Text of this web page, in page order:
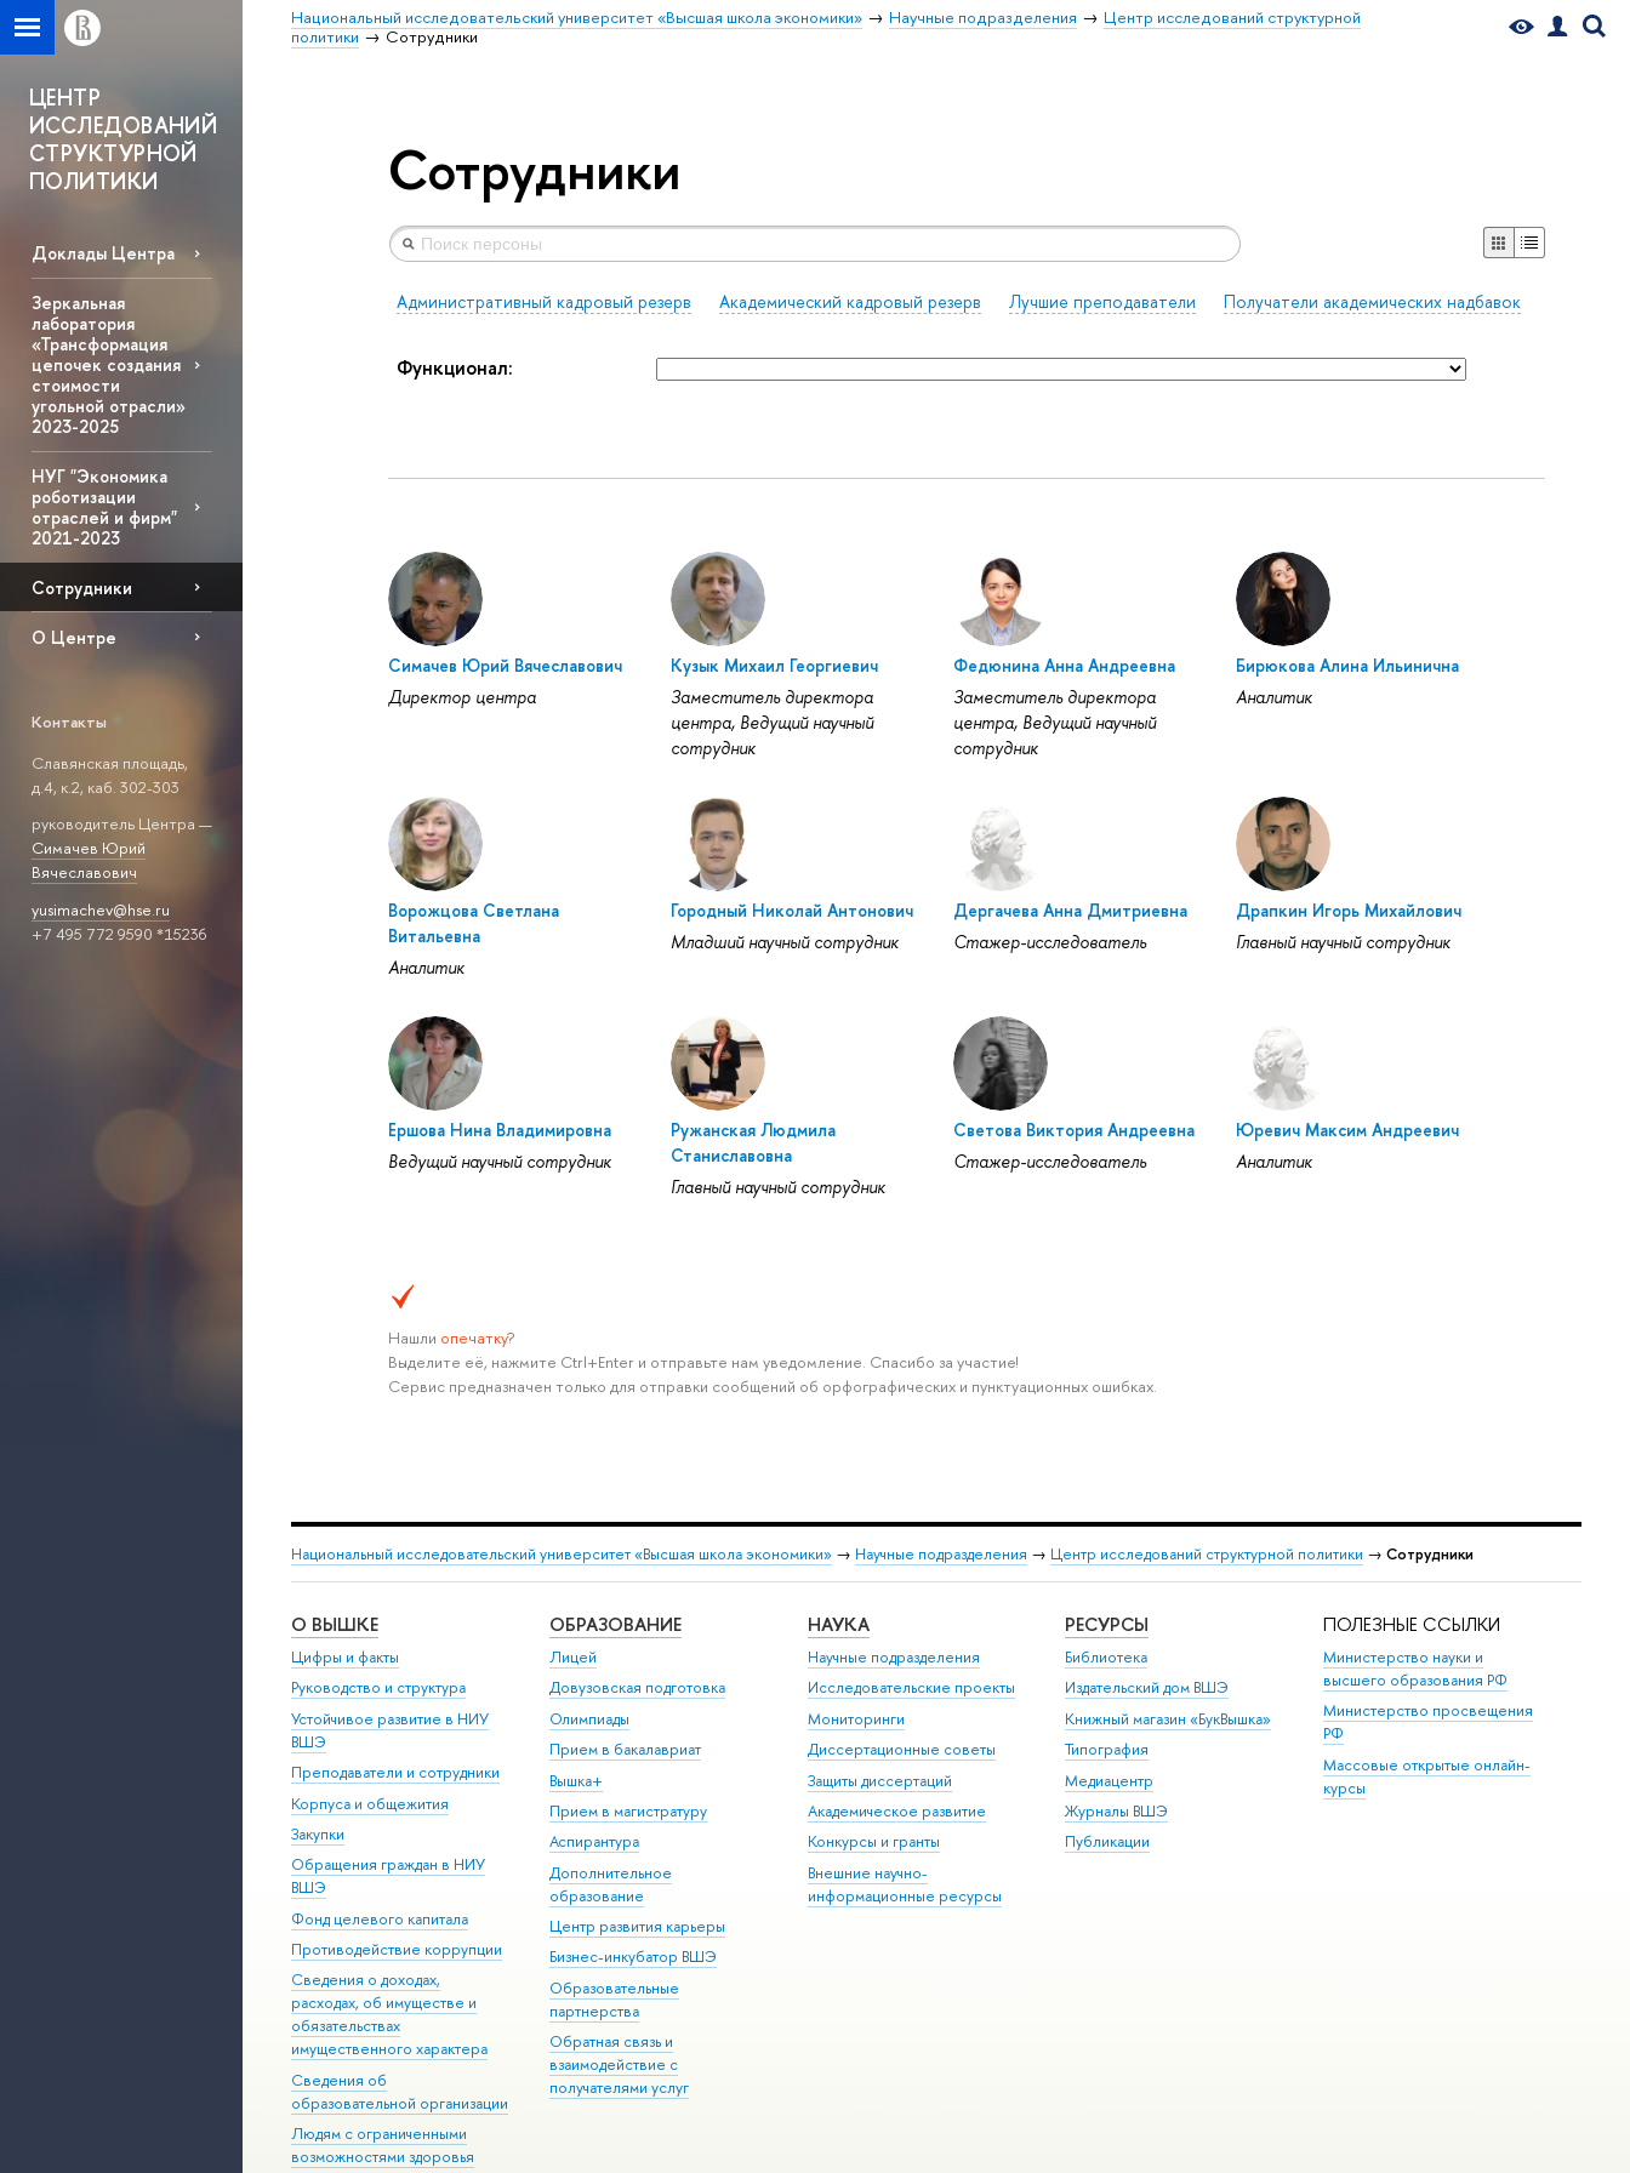
Национальный исследовательский университет «Высшая школа экономики» Научные подразделения
Центр исследований структурной
политики
Сотрудники
ЦЕНТР
ИССЛЕДОВАНИЙ
СТРУКТУРНОЙ
ПОЛИТИКИ
Доклады Центра
Зеркальная
лаборатория
«Трансформация
цепочек создания
стоимости
угольной отрасли»
2023-2025
НУГ "Экономика
роботизации
отраслей и фирм"
2021-2023
Сотрудники
О Центре
Контакты
Славянская площадь,
д.4, к.2, каб. 302-303
руководитель Центра —
Симачев Юрий
Вячеславович
yusimachev@hse.ru
+7 495 772 9590 *15236
Сотрудники
Административный кадровый резерв Академический кадровый резерв Лучшие преподаватели Получатели академических надбавок
Функционал:
Симачев Юрий Вячеславович
Директор центра
Кузык Михаил Георгиевич
Заместитель директора
центра, Ведущий научный
сотрудник
Федюнина Анна Андреевна
Заместитель директора
центра, Ведущий научный
сотрудник
Бирюкова Алина Ильинична
Аналитик
Ворожцова Светлана
Витальевна
Аналитик
Городный Николай Антонович
Младший научный сотрудник
Дергачева Анна Дмитриевна
Стажер-исследователь
Драпкин Игорь Михайлович
Главный научный сотрудник
Ершова Нина Владимировна
Ведущий научный сотрудник
Ружанская Людмила
Станиславовна
Главный научный сотрудник
Светова Виктория Андреевна
Стажер-исследователь
Юревич Максим Андреевич
Аналитик
Нашли опечатку?
Выделите её, нажмите Ctrl+Enter и отправьте нам уведомление. Спасибо за участие!
Сервис предназначен только для отправки сообщений об орфографических и пунктуационных ошибках.
Национальный исследовательский университет «Высшая школа экономики» → Научные подразделения → Центр исследований структурной политики → Сотрудники
О ВЫШКЕ
Цифры и факты
Руководство и структура
Устойчивое развитие в НИУ
ВШЭ
Преподаватели и сотрудники
Корпуса и общежития
Закупки
Обращения граждан в НИУ
ВШЭ
Фонд целевого капитала
Противодействие коррупции
Сведения о доходах,
расходах, об имуществе и
обязательствах
имущественного характера
Сведения об
образовательной организации
Людям с ограниченными
возможностями здоровья
ОБРАЗОВАНИЕ
Лицей
Довузовская подготовка
Олимпиады
Прием в бакалавриат
Вышка+
Прием в магистратуру
Аспирантура
Дополнительное
образование
Центр развития карьеры
Бизнес-инкубатор ВШЭ
Образовательные
партнерства
Обратная связь и
взаимодействие с
получателями услуг
НАУКА
Научные подразделения
Исследовательские проекты
Мониторинги
Диссертационные советы
Защиты диссертаций
Академическое развитие
Конкурсы и гранты
Внешние научно-
информационные ресурсы
РЕСУРСЫ
Библиотека
Издательский дом ВШЭ
Книжный магазин «БукВышка»
Типография
Медиацентр
Журналы ВШЭ
Публикации
ПОЛЕЗНЫЕ ССЫЛКИ
Министерство науки и
высшего образования РФ
Министерство просвещения
РФ
Массовые открытые онлайн-
курсы